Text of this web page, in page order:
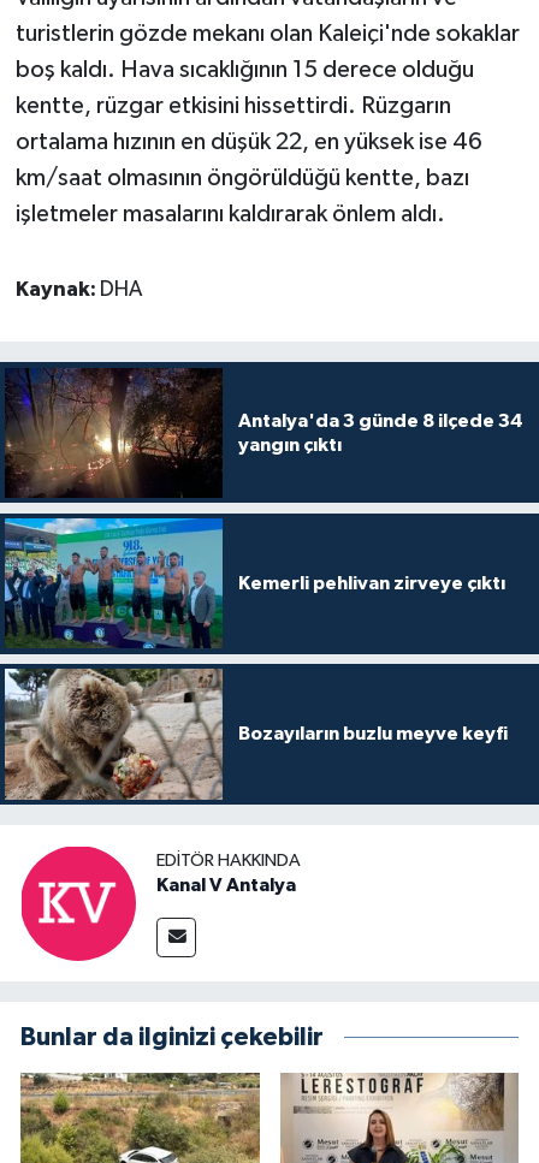
turistlerin gözde mekanı olan Kaleiçi'nde sokaklar
boş kaldı. Hava sıcaklığının 15 derece olduğu
kentte, rüzgar etkisini hissettirdi. Rüzgarın
ortalama hızının en düşük 22, en yüksek ise 46
km/saat olmasının öngörüldüğü kentte, bazı
işletmeler masalarını kaldırarak önlem aldı.
Kaynak: DHA
Antalya'da 3 günde 8 ilçede 34
yangın çıktı
Kemerli pehlivan zirveye çıktı
Bozayıların buzlu meyve keyfi
EDITÖR HAKKINDA
Kanal V Antalya
Bunlar da ilginizi çekebilir